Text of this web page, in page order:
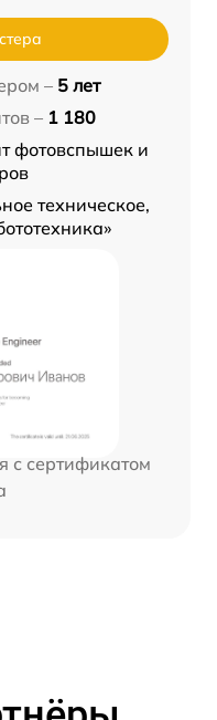
– 5 лет
– 1 180
фотовспышек и
техническое,
с сертификатом